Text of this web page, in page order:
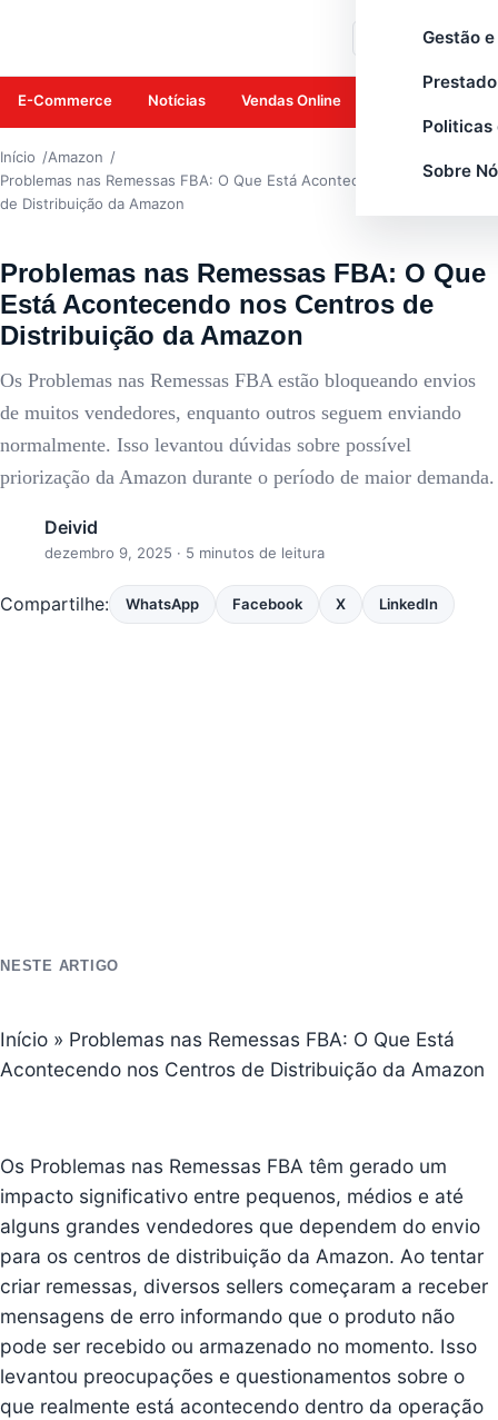
Gestão
Politicas
Sobre
E-Commerce Notícias Vendas Online
Início
Amazon
Problemas nas Remessas FBA: O Que Está Acontecendo nos Centros
de Distribuição da Amazon
Problemas nas Remessas FBA: O Que
Está Acontecendo nos Centros de
Distribuição da Amazon
Os Problemas nas Remessas FBA estão bloqueando envios
de muitos vendedores, enquanto outros seguem enviando
normalmente. Isso levantou dúvidas sobre possível
priorização da Amazon durante o período de maior demanda.
Deivid
dezembro 9, 2025 · 5 minutos de leitura
Compartilhe: WhatsApp Facebook X LinkedIn
NESTE ARTIGO
Início » Problemas nas Remessas FBA: O Que Está
Acontecendo nos Centros de Distribuição da Amazon
Os Problemas nas Remessas FBA têm gerado um
impacto significativo entre pequenos, médios e até
alguns grandes vendedores que dependem do envio
para os centros de distribuição da Amazon. Ao tentar
criar remessas, diversos sellers começaram a receber
mensagens de erro informando que o produto não
pode ser recebido ou armazenado no momento. Isso
levantou preocupações e questionamentos sobre o
que realmente está acontecendo dentro da operação